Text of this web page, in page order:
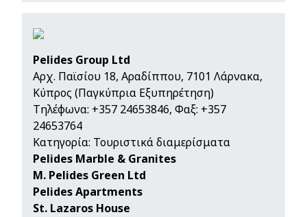
Pelides Group Ltd
Αρχ. Παϊσίου 18, Αραδίππου, 7101 Λάρνακα,
Κύπρος (Παγκύπρια Εξυπηρέτηση)
Τηλέφωνα: +357 24653846, Φαξ: +357
24653764
Κατηγορία: Τουριστικά διαμερίσματα
Pelides Marble & Granites
Μ. Pelides Green Ltd
Pelides Apartments
St. Lazaros House